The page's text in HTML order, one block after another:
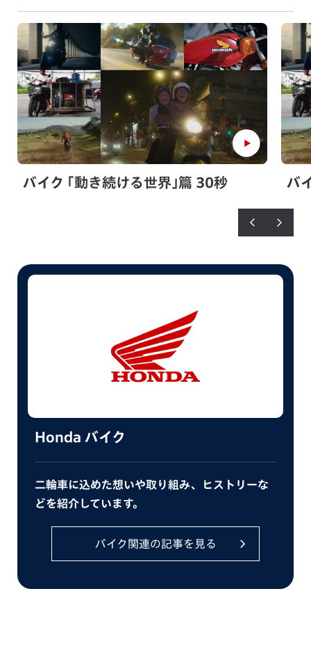
バイク ｢動き続ける世界｣篇 30秒 バ
Honda バイク
二輪車に込めた想いや取り組み、ヒストリーな
どを紹介しています。
バイク関連の記事を見る